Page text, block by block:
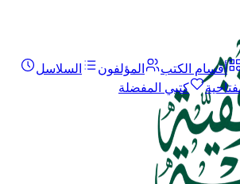
أقسام الكتب المؤلفون
السلاسل
كتبي المفضلة